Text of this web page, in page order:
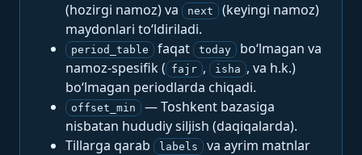
(hozirgi namoz) va next
(keyingi namoz)
maydonlari to‘ldiriladi.
period_table faqat today
bo‘lmagan va
namoz-spesifik ( fajr , isha , va h.k.)
bo‘lmagan periodlarda chiqadi.
offset_min
— Toshkent bazasiga
nisbatan hududiy siljish (daqiqalarda).
Tillarga qarab
labels
va ayrim matnlar